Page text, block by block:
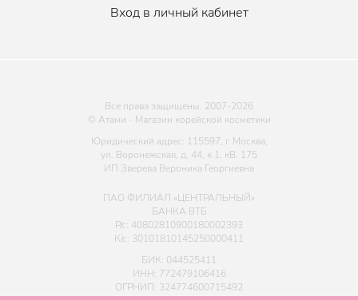
Вход в личный кабинет
Все права защищены. 2007-2026
© Атами - Магазин корейской косметики
Юридический адрес: 115597, г. Москва,
ул. Воронежская, д. 44, к 1, кВ. 175
ИП Зверева Вероника Георгиевна
ПАО ФИЛИАЛ «ЦЕНТРАЛЬНЫЙ»
БАНКА ВТБ
Р/с: 40802810900180002393
К/с: 30101810145250000411
БИК: 044525411
ИНН: 772479106416
ОГРНИП: 324774600715492